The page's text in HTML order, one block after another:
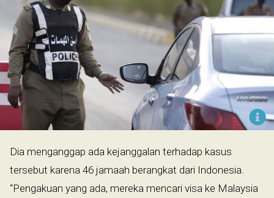
Dia menganggap ada kejanggalan terhadap kasus
tersebut karena 46 jamaah berangkat dari Indonesia.
“Pengakuan yang ada, mereka mencari visa ke Malaysia